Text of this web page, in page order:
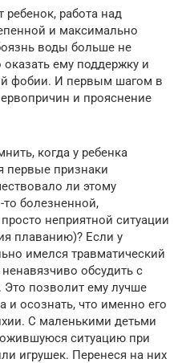
ребенок, работа над
и максимально
воды больше не
ему поддержку и
фобии. И первым шагом в
и прояснение
когда у ребенка
первые признаки
ли этому
болезненной,
неприятной ситуации
плаванию)? Если у
имелся травматический
обсудить с
Это позволит ему лучше
и осознать, что именно его
С маленькими детьми
ситуацию при
игрушек. Перенеся на них